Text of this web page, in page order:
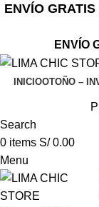
ENVÍO GRATIS
ENVÍO
INICIOOTOÑO –
Search
0 items S/0.00
Menu